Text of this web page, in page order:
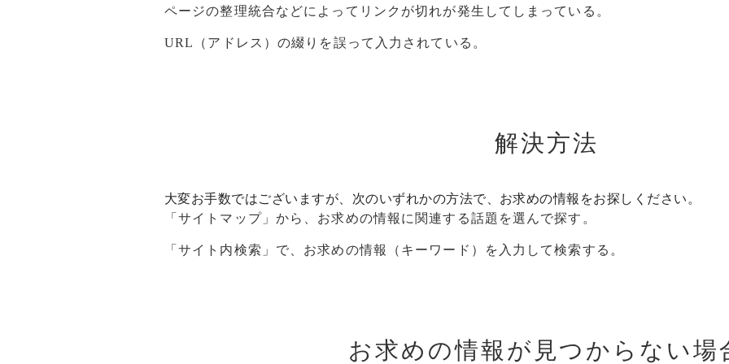
ページの整理統合などによってリンクが切れが発生してしまっている。
URL（アドレス）の綴りを誤って入力されている。
解決方法
大変お手数ではございますが、次のいずれかの方法で、お求めの情報をお探しください。
「サイトマップ」から、お求めの情報に関連する話題を選んで探す。
「サイト内検索」で、お求めの情報（キーワード）を入力して検索する。
お求めの情報が見つからない場